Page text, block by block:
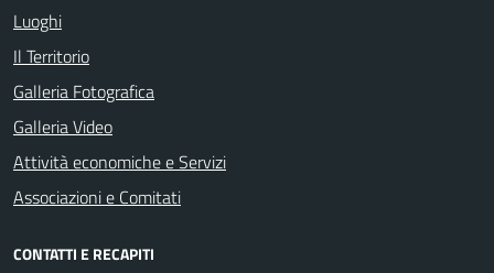
Luoghi
Il Territorio
Galleria Fotografica
Galleria Video
Attività economiche e Servizi
Associazioni e Comitati
CONTATTI E RECAPITI